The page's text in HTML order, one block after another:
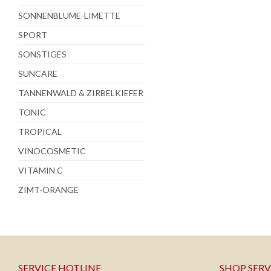
SONNENBLUME-LIMETTE
SPORT
SONSTIGES
SUNCARE
TANNENWALD & ZIRBELKIEFER
TONIC
TROPICAL
VINOCOSMETIC
VITAMIN C
ZIMT-ORANGE
SERVICE HOTLINE SHOP